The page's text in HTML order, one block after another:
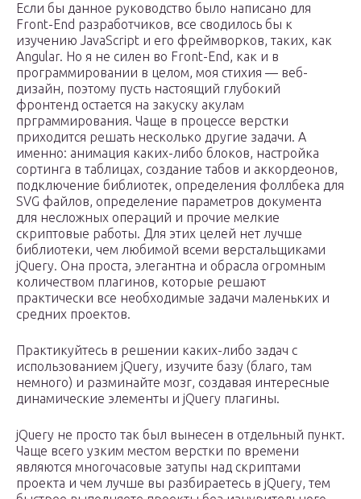
Если бы данное руководство было написано для
Front-End разработчиков, все сводилось бы к
изучению JavaScript и его фреймворков, таких, как
Angular. Но я не силен во Front-End, как и в
программировании в целом, моя стихия — веб-
дизайн, поэтому пусть настоящий глубокий
фронтенд остается на закуску акулам
прграммирования. Чаще в процессе верстки
приходится решать несколько другие задачи. А
именно: анимация каких-либо блоков, настройка
сортинга в таблицах, создание табов и аккордеонов,
подключение библиотек, определения фоллбека для
SVG файлов, определение параметров документа
для несложных операций и прочие мелкие
скриптовые работы. Для этих целей нет лучше
библиотеки, чем любимой всеми верстальщиками
jQuery. Она проста, элегантна и обрасла огромным
количеством плагинов, которые решают
практически все необходимые задачи маленьких и
средних проектов.
Практикуйтесь в решении каких-либо задач с
использованием jQuery, изучите базу (благо, там
немного) и разминайте мозг, создавая интересные
динамические элементы и jQuery плагины.
jQuery не просто так был вынесен в отдельный пункт.
Чаще всего узким местом верстки по времени
являются многочасовые затупы над скриптами
проекта и чем лучше вы разбираетесь в jQuery, тем